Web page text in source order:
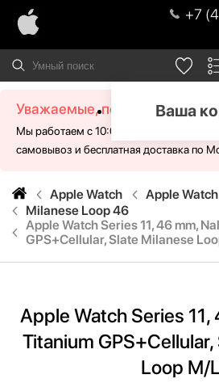
+7
Ваша
Уважаемые, посетители!
Мы работаем с 10:00 - 21:00 без
самовывоз и бесплатная доставка по
Apple Watch
Apple Watch
Milanese Loop 46
Apple Watch Series 11, 46 mm,
GPS+Cellular, Slate Milanese
Apple Watch Series 11,
Titanium
Loop M/L